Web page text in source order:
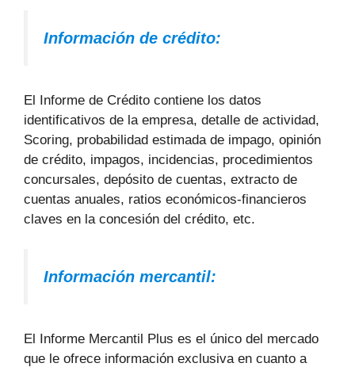
Información de crédito:
El Informe de Crédito contiene los datos
identificativos de la empresa, detalle de actividad,
Scoring, probabilidad estimada de impago, opinión
de crédito, impagos, incidencias, procedimientos
concursales, depósito de cuentas, extracto de
cuentas anuales, ratios económicos-financieros
claves en la concesión del crédito, etc.
Información mercantil:
El Informe Mercantil Plus es el único del mercado
que le ofrece información exclusiva en cuanto a